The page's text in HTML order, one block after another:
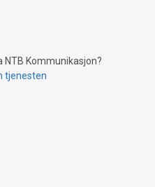
Kommunikasjon?
tjenesten